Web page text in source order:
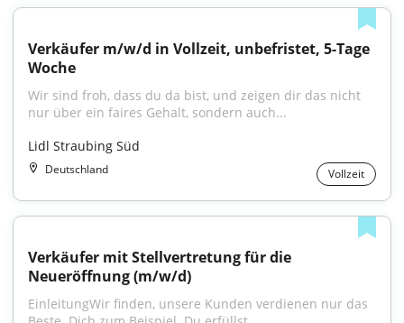
Verkäufer m/w/d in Vollzeit, unbefristet, 5-Tage
Woche
Wir sind froh, dass du da bist, und zeigen dir das nicht
nur über ein faires Gehalt, sondern auch...
Lidl Straubing Süd
Deutschland Vollzeit
Verkäufer mit Stellvertretung für die
Neueröffnung (m/w/d)
EinleitungWir finden, unsere Kunden verdienen nur das